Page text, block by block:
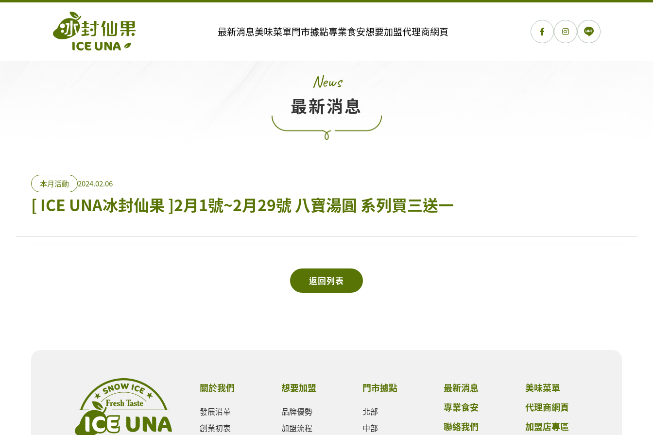
最新消息美味菜單門市據點專業食安想要加盟代理商網頁
News
最新消息
本月活動 2024.02.06
[ ICE UNA冰封仙果 ]2月1號~2月29號 八寶湯圓 系列買三送一
返回列表
關於我們
發展沿革
創業初衷
想要加盟
品牌優勢
加盟流程
門市據點
北部
中部
最新消息
美味菜單
專業食安
代理商網頁
聯絡我們
加盟店專區